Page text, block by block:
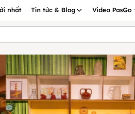
nhất Tin tức & Blog Video PasGo